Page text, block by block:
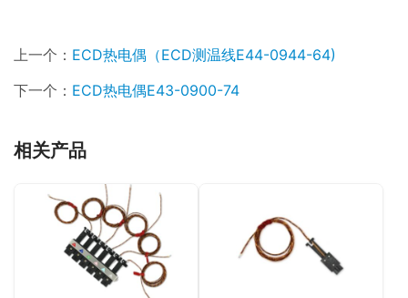
上一个： ECD热电偶（ECD测温线E44-0944-64)
下一个： ECD热电偶E43-0900-74
相关产品